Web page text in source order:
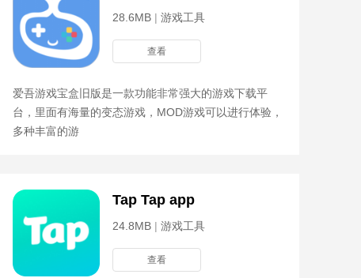
28.6MB | 游戏工具
查看
爱吾游戏宝盒旧版是一款功能非常强大的游戏下载平
台，里面有海量的变态游戏，MOD游戏可以进行体验，
多种丰富的游
Tap Tap app
24.8MB | 游戏工具
查看